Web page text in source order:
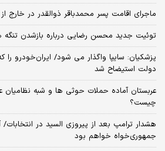
ماجرای اقامت پسر محمدباقر ذوالقدر در خارج
توئیت جدید محسن رضایی درباره بازشدن تنگه
پزشکیان: سایپا واگذار می شود/ ایران‌خودرو را
دولت استیضاح شد
عربستان آماده حملات حوثی ها و شبه نظامیان
چیست؟
هشدار ترامپ بعد از پیروزی السید در
جمهوری‌خواه خواهم بود